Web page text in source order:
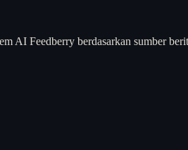
AI Feedberry berdasarkan sumber